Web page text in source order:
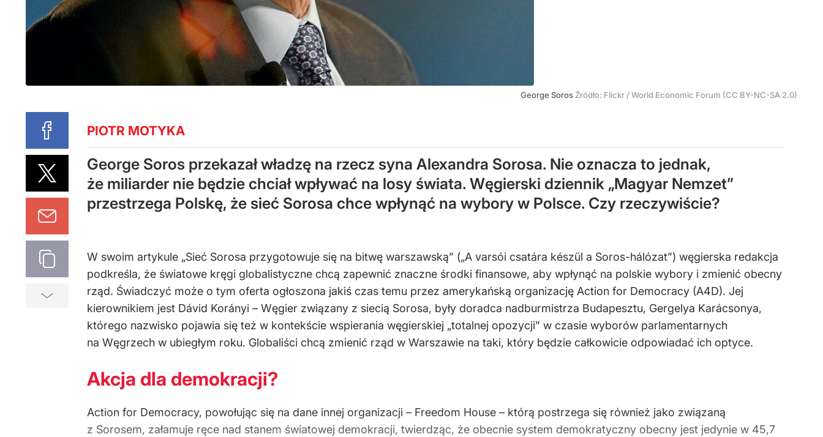
George Soros Źródło: Flickr /World Economic Forum (CC BY-NC-SA 2.0)
PIOTR MOTYKA
George Soros przekazał władzę na rzecz syna Alexandra Sorosa. Nie oznacza to jednak,
że miliarder nie będzie chciał wpływać na losy świata. Węgierski dziennik „Magyar Nemzet”
przestrzega Polskę, że sieć Sorosa chce wpłynąć na wybory w Polsce. Czy rzeczywiście?
W swoim artykule „Sieć Sorosa przygotowuje się na bitwę warszawską” („A varsói csatára készül a Soros-hálózat”) węgierska redakcja
podkreśla, że światowe kręgi globalistyczne chcą zapewnić znaczne środki finansowe, aby wpłynąć na polskie wybory i zmienić obecny
rząd. Świadczyć może o tym oferta ogłoszona jakiś czas temu przez amerykańską organizację Action for Democracy (A4D). Jej
kierownikiem jest Dávid Korányi – Węgier związany z siecią Sorosa, były doradca nadburmistrza Budapesztu, Gergelya Karácsonya,
którego nazwisko pojawia się też w kontekście wspierania węgierskiej „totalnej opozycji” w czasie wyborów parlamentarnych
na Węgrzech w ubiegłym roku. Globaliści chcą zmienić rząd w Warszawie na taki, który będzie całkowicie odpowiadać ich optyce.
Akcja dla demokracji?
Action for Democracy, powołując się na dane innej organizacji – Freedom House – którą postrzega się również jako związaną
z Sorosem, załamuje ręce nad stanem światowej demokracji, twierdząc, że obecnie system demokratyczny obecny jest jedynie w 45,7